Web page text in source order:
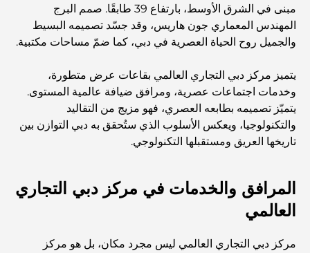
اكتشف أفضل وجبة إفطار في منطقة الخليج التجاري، دبي
المستشفيات الحكومية في دبي: رعاية صحية شاملة للجميع
أغلى سيارة لامبورغيني على الإطلاق: قائمة هواة الجمع
أغلى مدارس جيمس في دبي: دليل شامل للآباء
أفضل المدارس القريبة من داماك هيلز 2: دليل للعائلات
مبنى في الشرق الأوسط، بارتفاع 39 طابقًا. صمم البرج
المهندس المعماري جون هاريس، وقد جسّد تصميمه البسيط
والجميل روح الحياة العصرية في دبي، كما ضمّ مساحات مكتبية.
يتميز مركز دبي التجاري العالمي بقاعات عرض متطورة،
وخدمات اجتماعات عصرية، ومرافق ضيافة عالمية المستوى.
يتميّز تصميمه بطابعه العصري، فهو مزيج من التقاليد
والتكنولوجيا، ويعكس الأسلوب الذي ستُحقق به دبي التوازن بين
تاريخها العريق ومستقبلها التكنولوجي.
المرافق والخدمات في مركز دبي التجاري
العالمي
مركز دبي التجاري العالمي ليس مجرد مكان، بل هو مركز